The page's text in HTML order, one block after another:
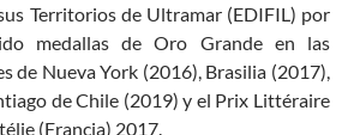
Territorios de Ultramar (EDIFIL) por
medallas de Oro Grande en las
de Nueva York (2016), Brasilia (2017),
de Chile (2019) y el Prix Littéraire
(Francia) 2017.